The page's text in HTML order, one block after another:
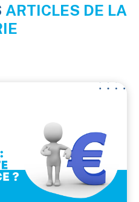
ARTICLES DE LA